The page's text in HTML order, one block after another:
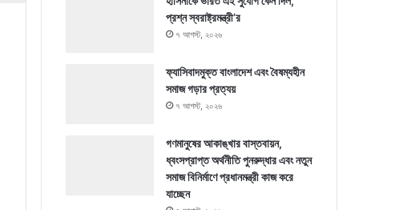
প্রশ্ন স্বরাষ্ট্রমন্ত্রী’র
৭ আগস্ট, ২০২৬
ফ্যাসিবাদমুক্ত বাংলাদেশ এবং বৈষম্যহীন
সমাজ গড়ার প্রত্যয়
৭ আগস্ট, ২০২৬
গণমানুষের আকাঙ্খার বাস্তবায়ন,
ধ্বংসপ্রাপ্ত অর্থনীতি পুনরুদ্ধার এবং নতুন
সমাজ বিনির্মাণে প্রধানমন্ত্রী কাজ করে
যাচ্ছেন